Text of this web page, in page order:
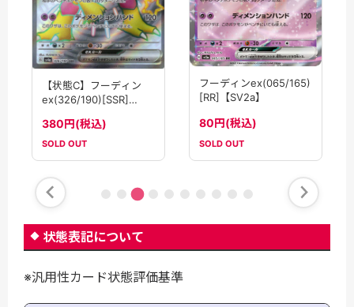
【状態C】フーディン
ex(326/190)[SSR]
380円(税込)
SOLD OUT
フーディンex(065/165)
[RR]【SV2a】
80円(税込)
SOLD OUT
状態表記について
※汎用性カード状態評価基準